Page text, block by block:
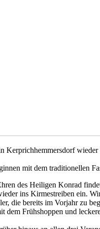
Kerprichhemmersdorf
mit dem traditionellen
des Heiligen Konrad
ins Kirmestreiben ein.
die bereits im Vorjahr zu
dem Frühshoppen und